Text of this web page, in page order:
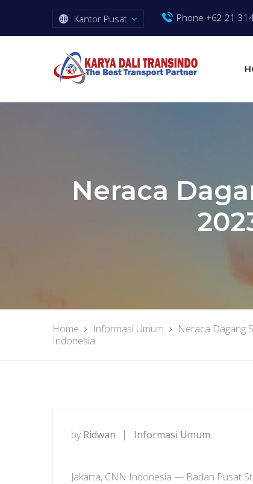
Kantor Pusat Phone +62 21
Neraca
Home Informasi Umum
Neraca Dagang
Indonesia
by Ridwan Informasi Umum
Jakarta, CNN Indonesia — Badan Pusat